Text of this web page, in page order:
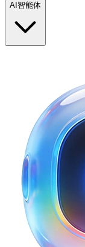
AI智能体